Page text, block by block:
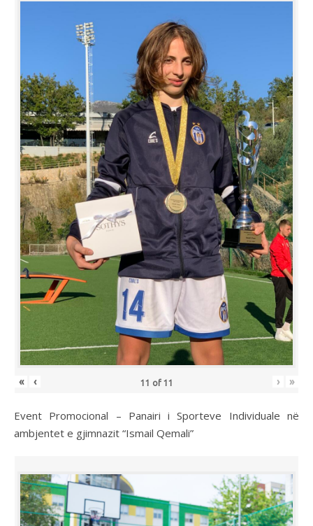
« ‹ 11 of 11 › »
Event Promocional – Panairi i Sporteve Individuale në
ambjentet e gjimnazit “Ismail Qemali”